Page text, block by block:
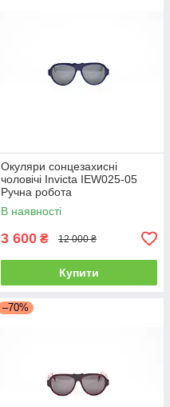
Окуляри сонцезахисні
чоловічі Invicta IEW025-05
Ручна робота
В наявності
3 600 ₴ 12 000 ₴
Купити
–70%